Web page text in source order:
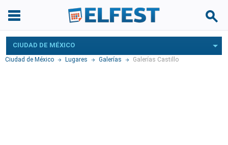
CIUDAD DE MÉXICO
Ciudad de México Lugares Galerías Galerías Castillo